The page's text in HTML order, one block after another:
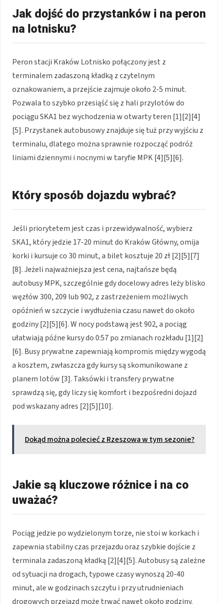
Jak dojść do przystanków i na peron
na lotnisku?
Peron stacji Kraków Lotnisko połączony jest z
terminalem zadaszoną kładką z czytelnym
oznakowaniem, a przejście zajmuje około 2-5 minut.
Pozwala to szybko przesiąść się z hali przylotów do
pociągu SKA1 bez wychodzenia w otwarty teren [1][2][4]
[5]. Przystanek autobusowy znajduje się tuż przy wyjściu z
terminalu, dlatego można sprawnie rozpocząć podróż
liniami dziennymi i nocnymi w taryfie MPK [4][5][6].
Który sposób dojazdu wybrać?
Jeśli priorytetem jest czas i przewidywalność, wybierz
SKA1, który jedzie 17-20 minut do Kraków Główny, omija
korki i kursuje co 30 minut, a bilet kosztuje 20 zł [2][5][7]
[8]. Jeżeli najważniejsza jest cena, najtańsze będą
autobusy MPK, szczególnie gdy docelowy adres leży blisko
węzłów 300, 209 lub 902, z zastrzeżeniem możliwych
opóźnień w szczycie i wydłużenia czasu nawet do około
godziny [2][5][6]. W nocy podstawą jest 902, a pociąg
ułatwiają późne kursy do 0:57 po zmianach rozkładu [1][2]
[6]. Busy prywatne zapewniają kompromis między wygodą
a kosztem, zwłaszcza gdy kursy są skomunikowane z
planem lotów [3]. Taksówki i transfery prywatne
sprawdzą się, gdy liczy się komfort i bezpośredni dojazd
pod wskazany adres [2][5][10].
Dokąd można polecieć z Rzeszowa w tym sezonie?
Jakie są kluczowe różnice i na co
uważać?
Pociąg jedzie po wydzielonym torze, nie stoi w korkach i
zapewnia stabilny czas przejazdu oraz szybkie dojście z
terminala zadaszoną kładką [2][4][5]. Autobusy są zależne
od sytuacji na drogach, typowe czasy wynoszą 20-40
minut, ale w godzinach szczytu i przy utrudnieniach
drogowych przejazd może trwać nawet około godziny.